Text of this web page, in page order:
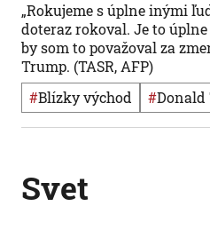
„Rokujeme s úplne inými
doteraz rokoval. Je to
by som to považoval za
Trump. (TASR, AFP)
# Blízky východ #
Svet